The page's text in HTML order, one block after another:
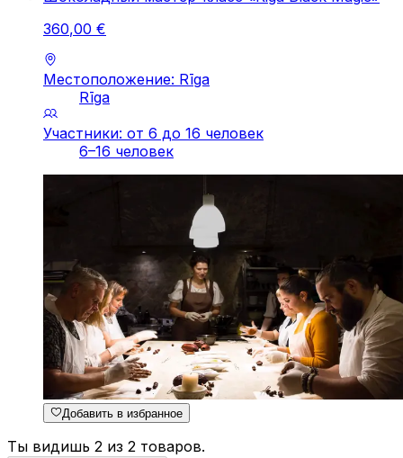
360,00 €
Местоположение: Rīga
Rīga
Участники: от 6 до 16 человек
6–16 человек
Добавить в избранное
Ты видишь 2 из 2 товаров.